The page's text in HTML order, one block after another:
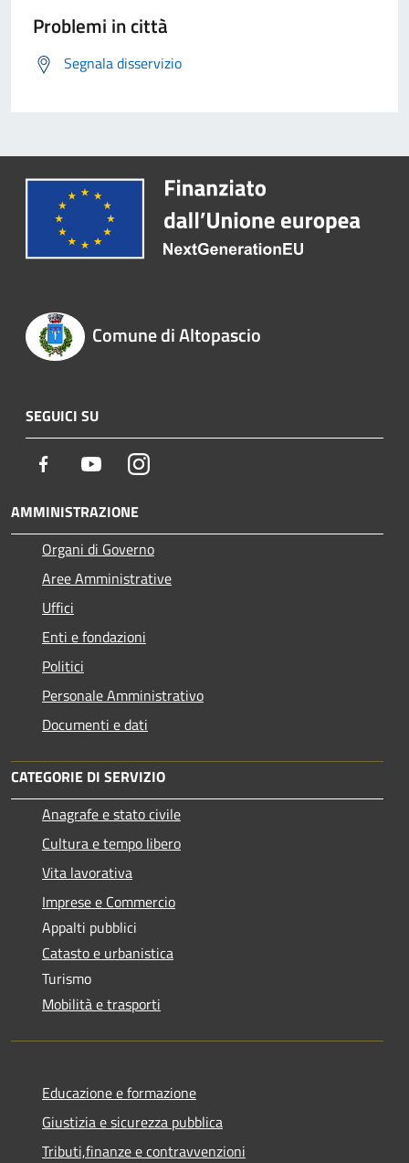
Problemi in città
Segnala disservizio
Comune di Altopascio
SEGUICI SU
Facebook YoutubeInstagram
AMMINISTRAZIONE
Organi di Governo
Aree Amministrative
Uffici
Enti e fondazioni
Politici
Personale Amministrativo
Documenti e dati
CATEGORIE DI SERVIZIO
Anagrafe e stato civile
Cultura e tempo libero
Vita lavorativa
Imprese e Commercio
Appalti pubblici
Catasto e urbanistica
Turismo
Mobilità e trasporti
Educazione e formazione
Giustizia e sicurezza pubblica
Tributi,finanze e contravvenzioni